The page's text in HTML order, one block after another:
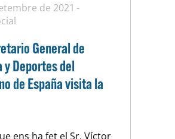
de 2021
General de
y Deportes del
de España visita la
ens ha fet el Sr. Víctor